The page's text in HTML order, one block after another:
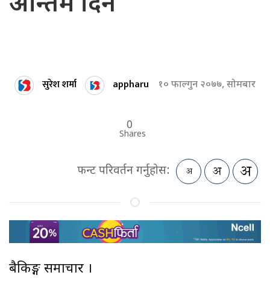
सुरेश शर्मा appharu १० फाल्गुन २०७७, सोमबार
0
Shares
फन्ट परिवर्तन गर्नुहोस:
बैकिङ्ग समाचार ।